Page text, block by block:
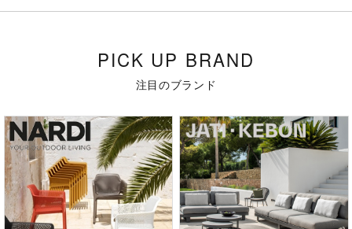
PICK UP BRAND
注目のブランド